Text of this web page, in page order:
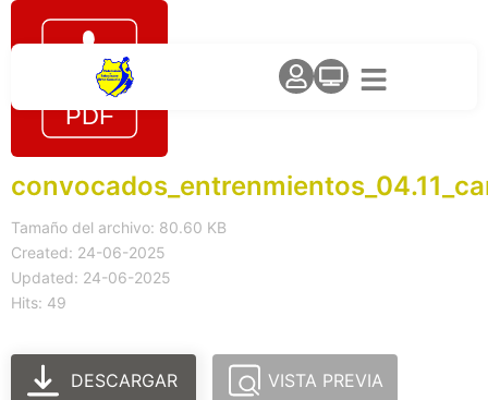
Tamaño del archivo: 80.60 KB
Created: 24-06-2025
Updated: 24-06-2025
Hits: 49
DESCARGAR VISTA PREVIA